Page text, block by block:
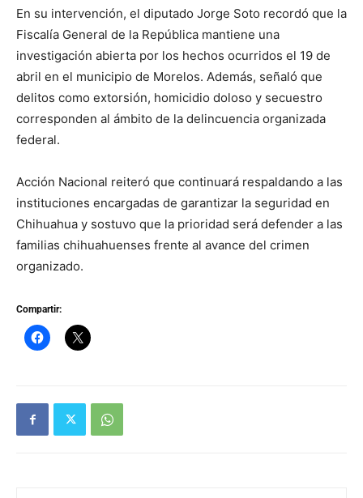
En su intervención, el diputado Jorge Soto recordó que la
Fiscalía General de la República mantiene una
investigación abierta por los hechos ocurridos el 19 de
abril en el municipio de Morelos. Además, señaló que
delitos como extorsión, homicidio doloso y secuestro
corresponden al ámbito de la delincuencia organizada
federal.
Acción Nacional reiteró que continuará respaldando a las
instituciones encargadas de garantizar la seguridad en
Chihuahua y sostuvo que la prioridad será defender a las
familias chihuahuenses frente al avance del crimen
organizado.
Compartir: